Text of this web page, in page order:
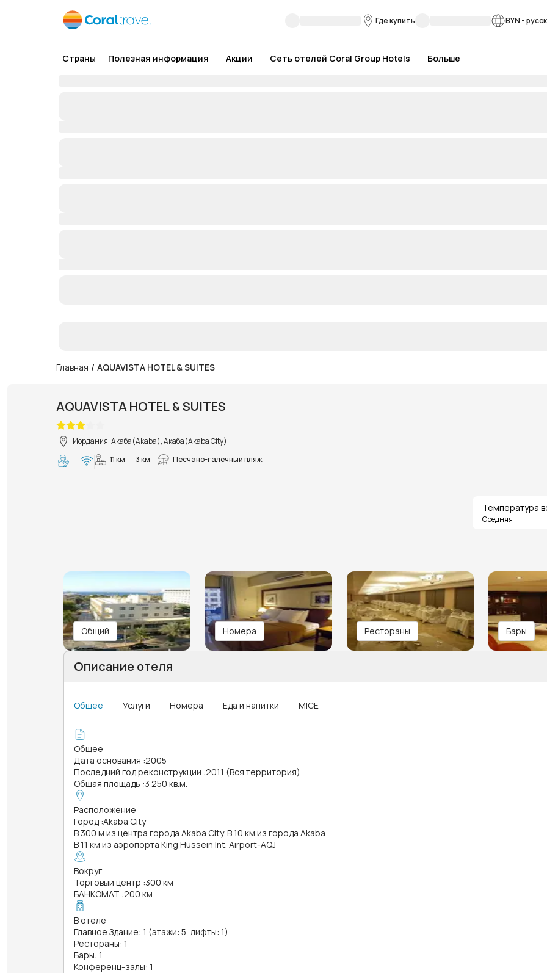
Где купить BYN -
Страны Полезная информация Акции Сеть отелей Coral Group Hotels Больше
Главная / AQUAVISTA HOTEL & SUITES
AQUAVISTA HOTEL & SUITES
Иордания, Акаба(Akaba), Акаба(Akaba City)
11 км
3 км Песчано-галечный пляж
Температура
Средняя
Общий Номера Рестораны Бары
Описание отеля
Общее Услуги Номера Еда и напитки MICE
Общее
Дата основания :2005
Последний год реконструкции :2011 (Вся территория)
Общая площадь :3 250 кв.м.
Расположение
Город :Akaba City
В 300 м из центра города Akaba City. В 10 км из города Akaba
В 11 км из аэропорта King Hussein Int. Airport-AQJ
Вокруг
Торговый центр :300 км
БАНКОМАТ :200 км
В отеле
Главное Здание: 1 (этажи: 5, лифты: 1)
Рестораны: 1
Бары: 1
Конференц-залы: 1